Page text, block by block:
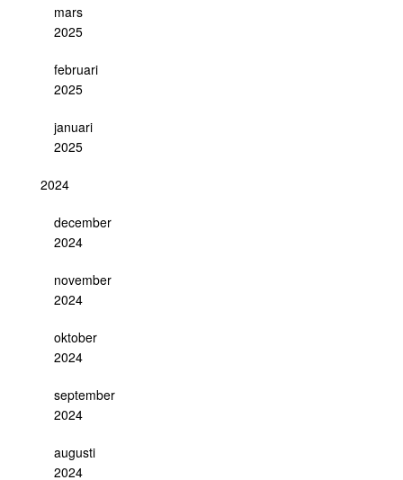
mars
2025
februari
2025
januari
2025
2024
december
2024
november
2024
oktober
2024
september
2024
augusti
2024